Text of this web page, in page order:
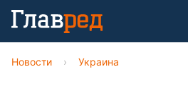
Новости › Украина